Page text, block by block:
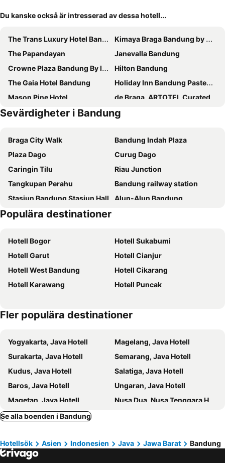
Du kanske också är intresserad av dessa hotell...
The Trans Luxury Hotel Bandung
Kimaya Braga Bandung by Harris
The Papandayan
Janevalla Bandung
Crowne Plaza Bandung By Ihg
Hilton Bandung
The Gaia Hotel Bandung
Holiday Inn Bandung Pasteur By Ihg
Mason Pine Hotel
de Braga, ARTOTEL Curated
Namin Dago Hotel
Oakwood Merdeka Bandung
Holiday Inn Express Bandung Braga by IHG
The Jayakarta Suites Bandung
favehotel Braga
Hotel Indigo Bandung Dago Pakar By Ihg
Pullman Bandung Grand Central
Mercure Bandung Nexa Supratman
GH Universal Hotel Bandung
Grand Serela Setiabudhi
Grand Sunshine Resort & Convention
Aston Pasteur
Grand Pasundan Convention Hotel
de JAVA Hotel Bandung
Gumilang Regency Hotel
Belviu Hotel Bandung
Savoy Homann Bidakara
Dago Teuku Angkasa 14
Hotel Grand Paradise
Forest Hills Hotel
Sevärdigheter i Bandung
Braga City Walk
Bandung Indah Plaza
Plaza Dago
Curug Dago
Caringin Tilu
Riau Junction
Tangkupan Perahu
Bandung railway station
Stasiun Bandung Stasiun Hall
Alun-Alun Bandung
Lembang
Populära destinationer
Hotell Bogor
Hotell Sukabumi
Hotell Garut
Hotell Cianjur
Hotell West Bandung
Hotell Cikarang
Hotell Karawang
Hotell Puncak
Fler populära destinationer
Yogyakarta, Java Hotell
Magelang, Java Hotell
Surakarta, Java Hotell
Semarang, Java Hotell
Kudus, Java Hotell
Salatiga, Java Hotell
Baros, Java Hotell
Ungaran, Java Hotell
Magetan, Java Hotell
Nusa Dua, Nusa Tenggara Hotell
Kuta, Nusa Tenggara Hotell
Seminyak, Nusa Tenggara Hotell
Gili Trawangan, Nusa Tenggara Hotell
Jimbaran, Nusa Tenggara Hotell
Se alla boenden i Bandung
Hotellsök Asien Indonesien Java Jawa Barat Bandung